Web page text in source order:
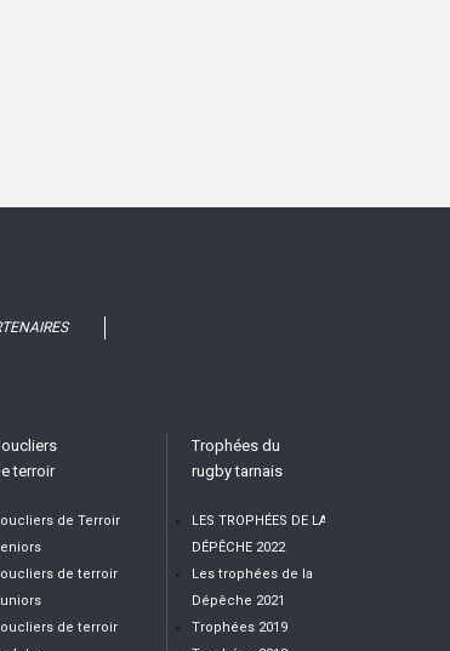
terroir
de Terroir
de terroir
de terroir
Trophées du
rugby tarnais
LES TROPHÉES DE LA
DÉPÊCHE 2022
Les trophées de la
Dépêche 2021
Trophées 2019